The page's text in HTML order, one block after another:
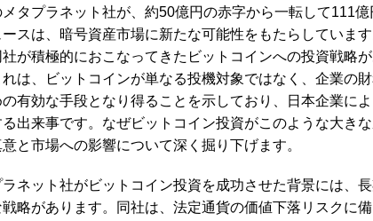
メタプラネット社が、約50億円の赤字から一転して111
スは、暗号資産市場に新たな可能性をもたらしていま
社が積極的におこなってきたビットコインへの投資戦略
れは、ビットコインが単なる投機対象ではなく、企業の
の有効な手段となり得ることを示しており、日本企業に
出来事です。なぜビットコイン投資がこのような大き
と市場への影響について深く掘り下げます。
ラネット社がビットコイン投資を成功させた背景には、
戦略があります。同社は、法定通貨の価値下落リスクに